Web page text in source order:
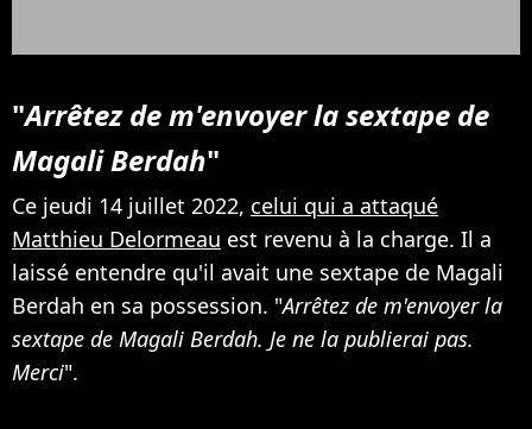
"Arrêtez de m'envoyer la sextape de
Magali Berdah"
Ce jeudi 14 juillet 2022, celui qui a attaqué
Matthieu Delormeau est revenu à la charge. Il a
laissé entendre qu'il avait une sextape de Magali
Berdah en sa possession. "Arrêtez de m'envoyer la
sextape de Magali Berdah. Je ne la publierai pas.
Merci".